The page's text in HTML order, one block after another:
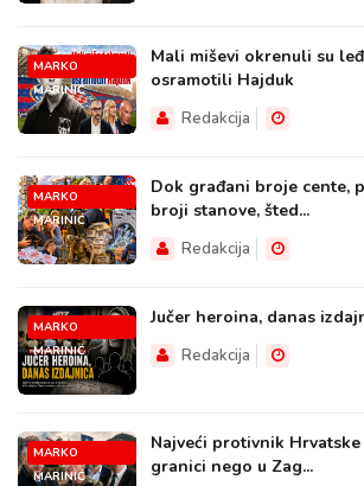
MARKO
MARINIĆ
Mali miševi okrenuli su
osramotili Hajduk
Redakcija
MARKO
MARINIĆ
Dok građani broje cente,
broji stanove, šted...
Redakcija
MARKO
MARINIĆ
Jučer heroina, danas
Redakcija
MARKO
MARINIĆ
Najveći protivnik
granici nego u Zag...